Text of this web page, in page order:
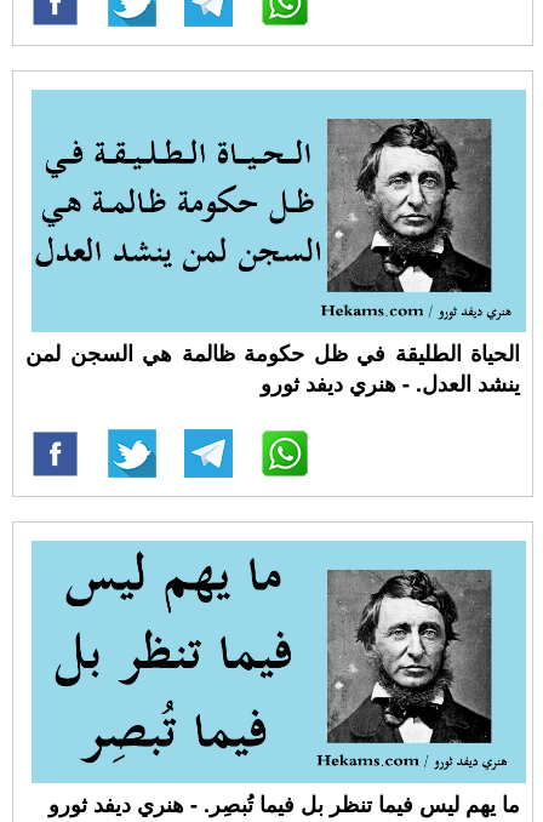
الحياة الطليقة في ظل حكومة ظالمة هي السجن لمن
ينشد العدل. - هنري ديفد ثورو
ما يهم ليس فيما تنظر بل فيما تُبصِر. - هنري ديفد ثورو